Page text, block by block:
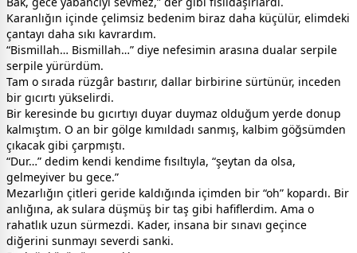
Karanlığın içinde çelimsiz bedenim biraz daha küçülür, elimdeki
çantayı daha sıkı kavrardım.
“Bismillah… Bismillah…” diye nefesimin arasına dualar serpile
serpile yürürdüm.
Tam o sırada rüzgâr bastırır, dallar birbirine sürtünür, inceden
bir gıcırtı yükselirdi.
Bir keresinde bu gıcırtıyı duyar duymaz olduğum yerde donup
kalmıştım. O an bir gölge kımıldadı sanmış, kalbim göğsümden
çıkacak gibi çarpmıştı.
“Dur…” dedim kendi kendime fısıltıyla, “şeytan da olsa,
gelmeyiver bu gece.”
Mezarlığın çitleri geride kaldığında içimden bir “oh” kopardı. Bir
anlığına, ak sulara düşmüş bir taş gibi hafiflerdim. Ama o
rahatlık uzun sürmezdi. Kader, insana bir sınavı geçince
diğerini sunmayı severdi sanki.